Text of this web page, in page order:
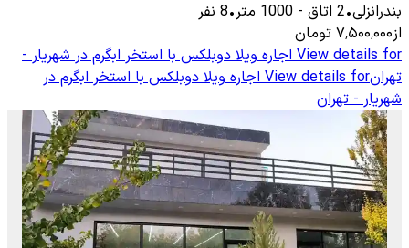
بندرانزلی•
2 اتاق -
1000 متر•
8 نفر
از۷٬۵۰۰٬۰۰۰ تومان
View details for اجاره ویلا دوبلکس با استخر ابگرم در شهریار -
تهرانView details for اجاره ویلا دوبلکس با استخر ابگرم در
شهریار - تهران